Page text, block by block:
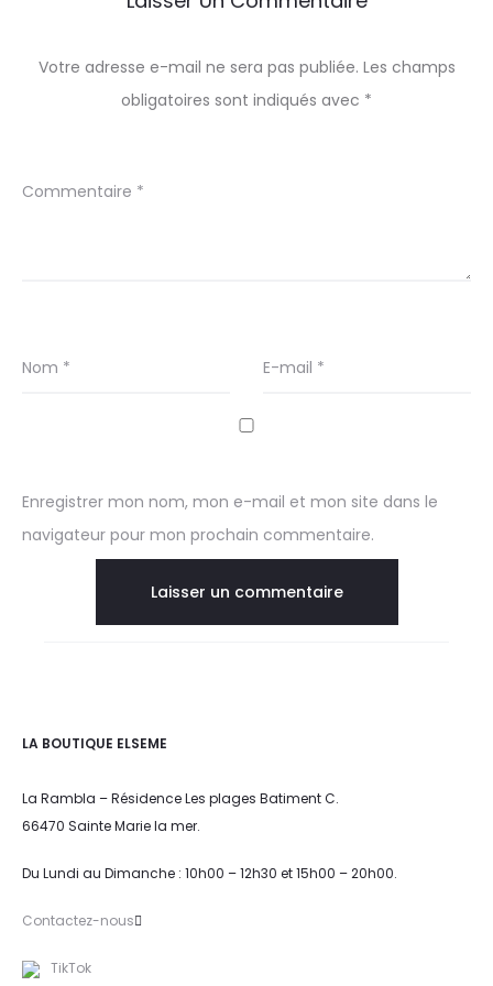
Votre adresse e-mail ne sera pas publiée. Les champs
obligatoires sont indiqués avec *
Commentaire *
Nom * E-mail *
Enregistrer mon nom, mon e-mail et mon site dans le
navigateur pour mon prochain commentaire.
LA BOUTIQUE ELSEME
La Rambla – Résidence Les plages Batiment C.
66470 Sainte Marie la mer.
Du Lundi au Dimanche : 10h00 – 12h30 et 15h00 – 20h00.
Contactez-nous
TikTok